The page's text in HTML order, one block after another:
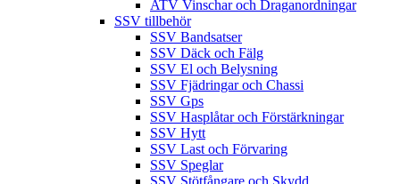
ATV Vinschar och Draganordningar
SSV tillbehör
SSV Bandsatser
SSV Däck och Fälg
SSV El och Belysning
SSV Fjädringar och Chassi
SSV Gps
SSV Hasplåtar och Förstärkningar
SSV Hytt
SSV Last och Förvaring
SSV Speglar
SSV Stötfångare och Skydd